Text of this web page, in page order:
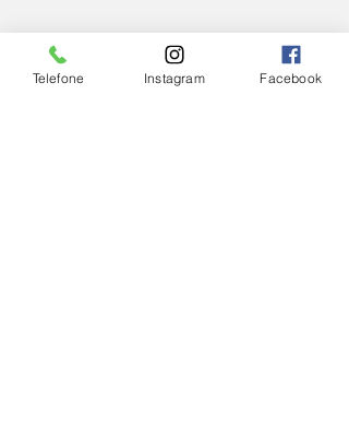
Telefone Instagram Facebook